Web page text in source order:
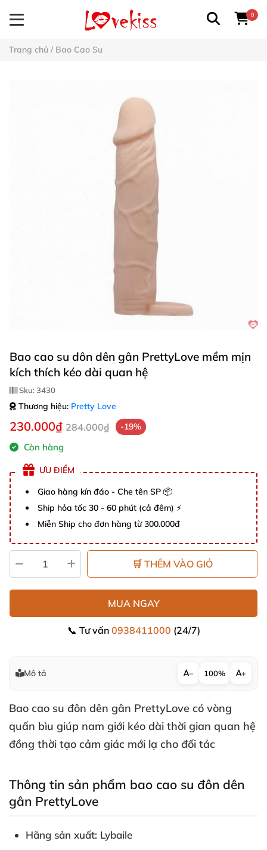
0
Trang chủ / Bao Cao Su
Bao cao su dôn dên gân PrettyLove mềm mịn
kích thích kéo dài quan hệ
Sku:3430
Thương hiệu: Pretty Love
230.000₫ 284.000₫ -19%
Còn hàng
ƯU ĐIỂM
Giao hàng kín đáo - Che tên SP 📦
Ship hỏa tốc 30 - 60 phút (cả đêm) ⚡
Miễn Ship cho đơn hàng từ 300.000đ
🛒 THÊM VÀO GIỎ
MUA NGAY
📞 Tư vấn 0938411000 (24/7)
Mô tả − 100% +
Bao cao su đôn dên gân PrettyLove có vòng
quấn bìu giúp nam giới kéo dài thời gian quan hệ
đồng thời tạo cảm giác mới lạ cho đối tác
Thông tin sản phẩm bao cao su đôn dên
gân PrettyLove
Hãng sản xuất: Lybaile